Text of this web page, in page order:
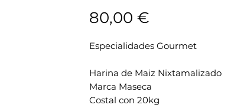
80,00 €Prix
Especialidades Gourmet
Harina de Maiz Nixtamalizado
Marca Maseca
Costal con 20kg